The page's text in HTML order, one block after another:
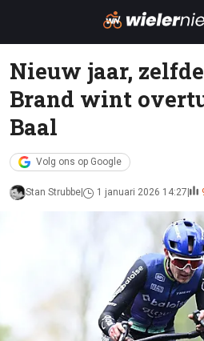
Nieuw jaar,
Brand wint
Baal
Volg ons op Google
Stan Strubbe 1 januari 2026 14:27